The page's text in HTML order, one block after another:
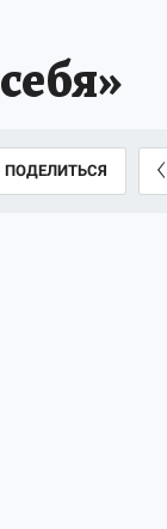
ПОДЕЛИТЬСЯ